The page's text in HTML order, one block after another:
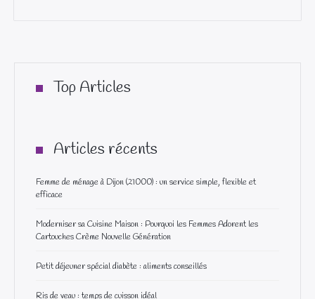
Top Articles
Articles récents
Femme de ménage à Dijon (21000) : un service simple, flexible et
efficace
Moderniser sa Cuisine Maison : Pourquoi les Femmes Adorent les
Cartouches Crème Nouvelle Génération
Petit déjeuner spécial diabète : aliments conseillés
Ris de veau : temps de cuisson idéal